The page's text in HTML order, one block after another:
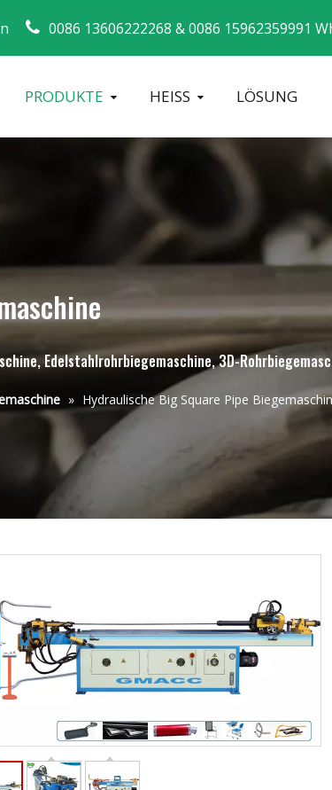
0086 13606222268 &0086 15962359991
PRODUKTE HEISS LÖSUNG
Edelstahlrohrbiegemaschine, 3D-
» Hydraulische Big Square Pipe